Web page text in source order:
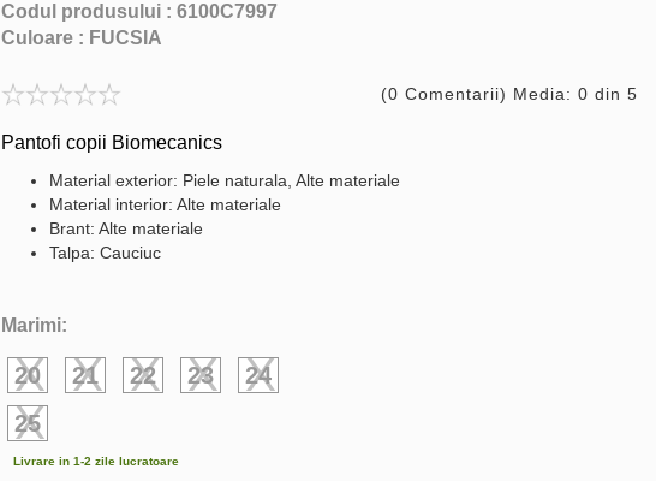
Codul produsului : 6100C7997
Culoare : FUCSIA
(0 Comentarii) Media: 0 din 5
Pantofi copii Biomecanics
Material exterior: Piele naturala, Alte materiale
Material interior: Alte materiale
Brant: Alte materiale
Talpa: Cauciuc
Marimi:
20 21 22 23
24
25
Livrare in 1-2 zile lucratoare